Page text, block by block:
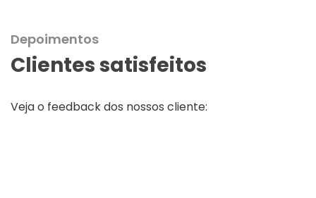
Depoimentos
Clientes satisfeitos
Veja o feedback dos nossos cliente: